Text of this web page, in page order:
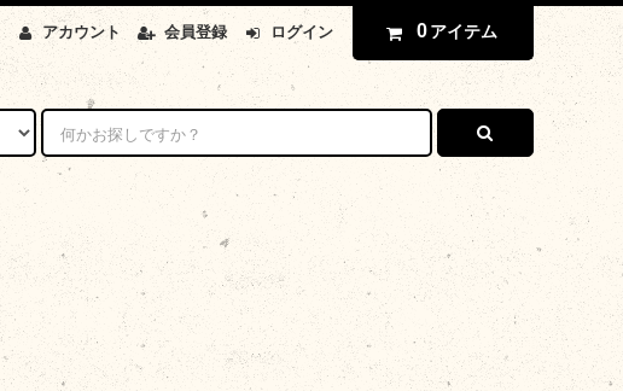
アカウント 会員登録 ログイン 0 アイテム